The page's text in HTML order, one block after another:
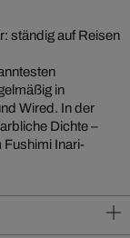
ständig auf Reisen
in
Wired. In der
Dichte –
Fushimi Inari-